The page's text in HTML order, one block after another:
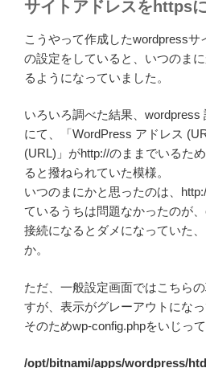
サイトアドレスをhttps
こうやって作成したwordpress
の設定をしていると、いつのま
るようになっていました。
いろいろ調べた結果、wordpress
にて、「WordPress アドレス
(URL)」がhttp://のままでいるた
ると撥ねられていた模様。
いつのまにかと思ったのは、
ているうちは問題なかったのが
接続になるとダメになっていた
か。
ただ、一般設定画面ではこちら
すが、表示がグレーアウトになっ
そのためwp-config.phpをいじっ
/opt/bitnami/apps/wordpress/